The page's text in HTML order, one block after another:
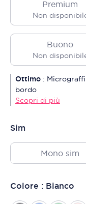
Premium
Non
Buono
Non
Ottimo :
bordo
Scopri di più
Sim
Mono sim
Colore : Bianco